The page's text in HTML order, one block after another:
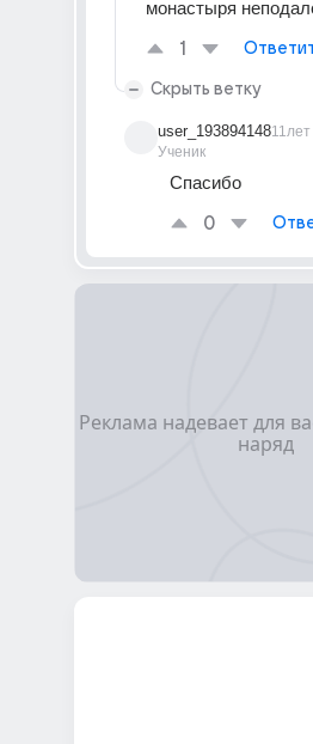
монастыря
1
Скрыть ветку
user_193894148
Ученик
11лет
Спасибо
0